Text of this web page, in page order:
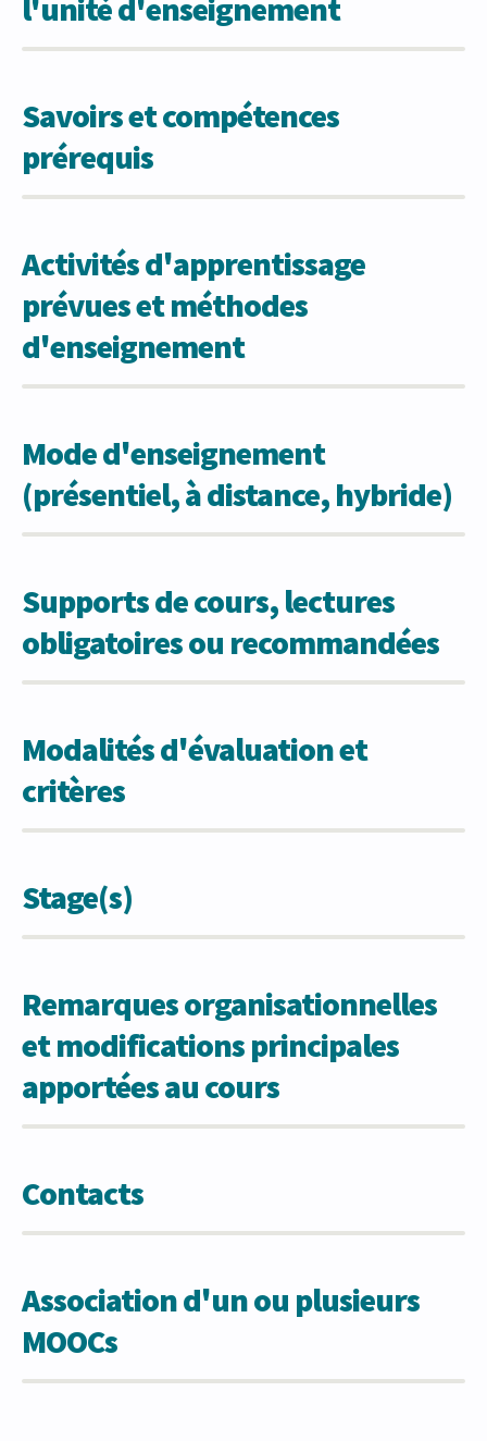
l'unité d'enseignement
Savoirs et compétences
prérequis
Activités d'apprentissage
prévues et méthodes
d'enseignement
Mode d'enseignement
(présentiel, à distance, hybride)
Supports de cours, lectures
obligatoires ou recommandées
Modalités d'évaluation et
critères
Stage(s)
Remarques organisationnelles
et modifications principales
apportées au cours
Contacts
Association d'un ou plusieurs
MOOCs